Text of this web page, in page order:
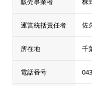
運営統括責任者 佐
所在地 千
電話番号